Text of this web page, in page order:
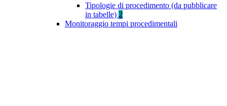
Tipologie di procedimento (da pubblicare
in tabelle) 2
Monitoraggio tempi procedimentali